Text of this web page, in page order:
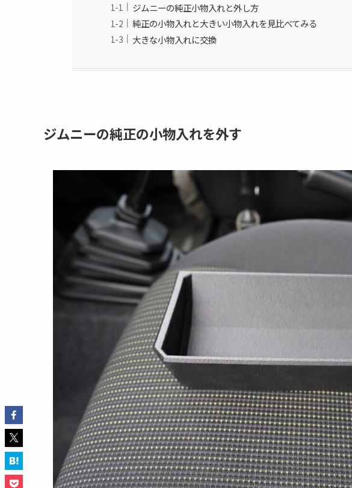
ジムニーの純正小物入れと外し方
純正の小物入れと大きい小物入れを見比べてみる
大きな小物入れに交換
ジムニーの純正の小物入れを外す